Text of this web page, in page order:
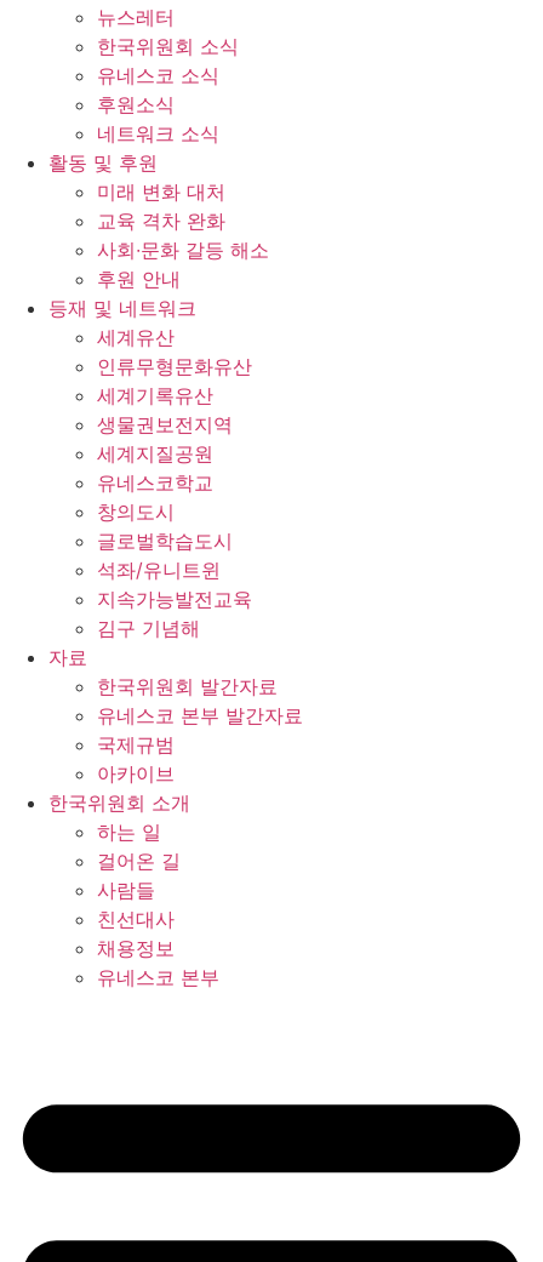
뉴스레터
한국위원회 소식
유네스코 소식
후원소식
네트워크 소식
활동 및 후원
미래 변화 대처
교육 격차 완화
사회∙문화 갈등 해소
후원 안내
등재 및 네트워크
세계유산
인류무형문화유산
세계기록유산
생물권보전지역
세계지질공원
유네스코학교
창의도시
글로벌학습도시
석좌/유니트윈
지속가능발전교육
김구 기념해
자료
한국위원회 발간자료
유네스코 본부 발간자료
국제규범
아카이브
한국위원회 소개
하는 일
걸어온 길
사람들
친선대사
채용정보
유네스코 본부